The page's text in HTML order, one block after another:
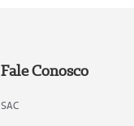
Fale Conosco
SAC